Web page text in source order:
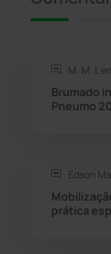
Rio de
Rio do
Rio do Pires
Seabra
Sebastião
M. M. L
Brumado
Pneumo
Edson
prática